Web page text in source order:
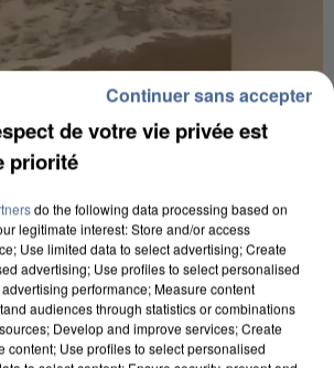
emportée par une coulée de
retrouvé à cinq kilomètres de là.
de votre vie privée est
priorité
do the following data processing based on
legitimate interest: Store and/or access
Use limited data to select advertising; Create
advertising; Use profiles to select personalised
performance; Measure content
audiences through statistics or combinations
Develop and improve services; Create
content; Use profiles to select personalised
Continuer sans accepter